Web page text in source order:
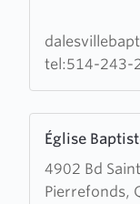
tel:514-243-
Église
4902 Bd
Pierrefonds,
more
about
Église